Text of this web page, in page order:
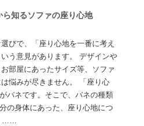
ら知るソファの座り心地
選びで、「座り心地を一番に考え
いう意見があります。 デザインや
部屋にあったサイズ等、ソファ
悩みが尽きません。 「座り心
バネです。そこで、バネの種類
の身体にあった、座り心地につ
……